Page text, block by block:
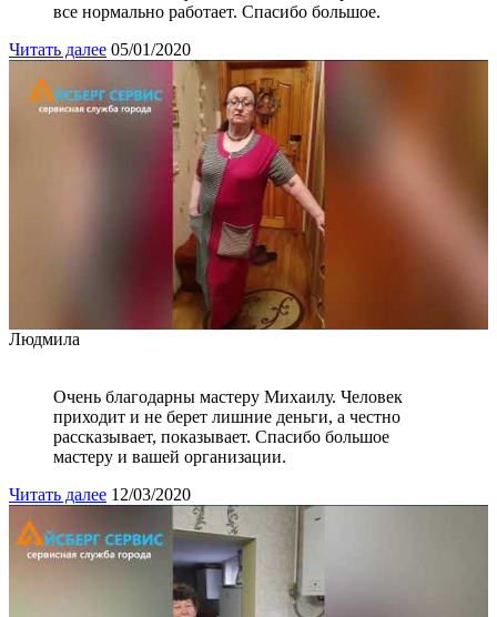
все нормально работает. Спасибо большое.
Читать далее 05/01/2020
Людмила
Очень благодарны мастеру Михаилу. Человек
приходит и не берет лишние деньги, а честно
рассказывает, показывает. Спасибо большое
мастеру и вашей организации.
Читать далее 12/03/2020